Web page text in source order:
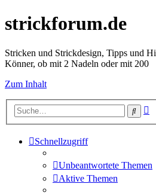
strickforum.de
Stricken und Strickdesign, Tipps und
Könner, ob mit 2 Nadeln oder mit 200
Zum Inhalt
Suche
Schnellzugriff
Unbeantwortete Themen
Aktive Themen